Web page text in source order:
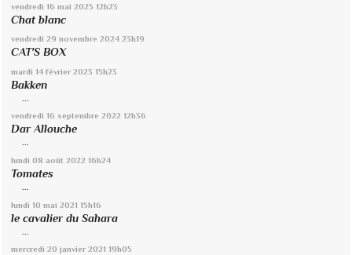
vendredi 16 mai 2025 12h23
Chat blanc
vendredi 29 novembre 2024 23h19
CAT'S BOX
mardi 14 février 2023 15h23
Bakken
vendredi 16 septembre 2022 12h36
Dar Allouche
...
lundi 08 août 2022 16h24
Tomates
...
lundi 10 mai 2021 15h16
le cavalier du Sahara
mercredi 20 janvier 2021 19h05